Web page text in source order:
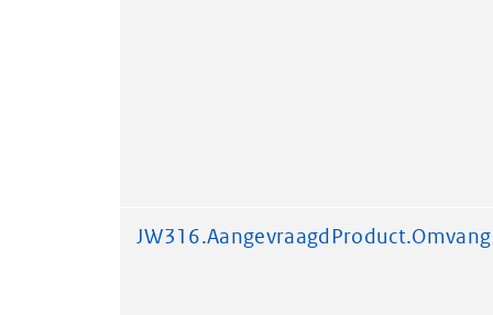
JW316.AangevraagdProduct.Omvang